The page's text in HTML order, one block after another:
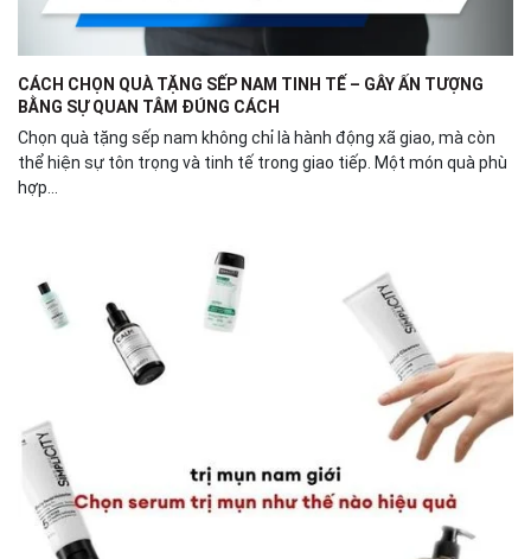
CÁCH CHỌN QUÀ TẶNG SẾP NAM TINH TẾ – GÂY ẤN TƯỢNG
BẰNG SỰ QUAN TÂM ĐÚNG CÁCH
Chọn quà tặng sếp nam không chỉ là hành động xã giao, mà còn
thể hiện sự tôn trọng và tinh tế trong giao tiếp. Một món quà phù
hợp...